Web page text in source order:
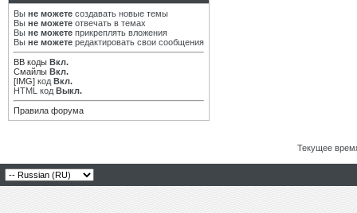
Вы не можете создавать новые темы
Вы не можете отвечать в темах
Вы не можете прикреплять вложения
Вы не можете редактировать свои сообщения
BB коды Вкл.
Смайлы Вкл.
[IMG] код Вкл.
HTML код Выкл.
Правила форума
Текущее